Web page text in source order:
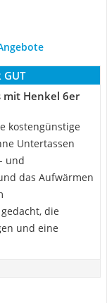
GUT
mit Henkel 6er
kostengünstige
Untertassen
und
das Aufwärmen
die
und eine